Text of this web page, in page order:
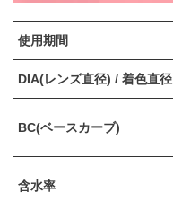
使用期間
DIA(レンズ直径) / 着色直径
BC(ベースカーブ)
含水率